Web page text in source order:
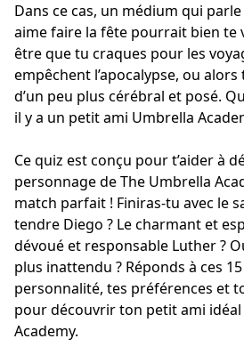
Dans ce cas, un médium qui
aime faire la fête pourrait bien te
être que tu craques pour les
empêchent l’apocalypse, ou alors
d’un peu plus cérébral et posé.
il y a un petit ami Umbrella
Ce quiz est conçu pour t’aider à
personnage de The Umbrella
match parfait ! Finiras-tu avec le
tendre Diego ? Le charmant et
dévoué et responsable Luther ?
plus inattendu ? Réponds à ces
personnalité, tes préférences et
pour découvrir ton petit ami idéal
Academy.